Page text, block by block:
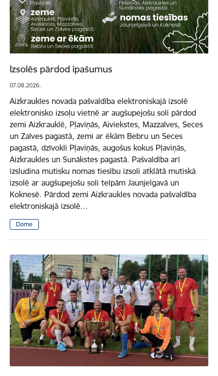
Izsolēs pārdod īpašumus
07.08.2026.
Aizkraukles novada pašvaldība elektroniskajā izsolē
elektronisko izsoļu vietnē ar augšupejošu soli pārdod
zemi Aizkrauklē, Pļaviņās, Aiviekstes, Mazzalves, Seces
un Zalves pagastā, zemi ar ēkām Bebru un Seces
pagastā, dzīvokli Pļaviņās, augošus kokus Pļaviņās,
Aizkraukles un Sunākstes pagastā. Pašvaldība arī
izsludina mutisku nomas tiesību izsoli atklātā mutiskā
izsolē ar augšupejošu soli telpām Jaunjelgavā un
Koknesē. Pārdod zemi Aizkraukles novada pašvaldība
elektroniskajā izsolē…
Dome